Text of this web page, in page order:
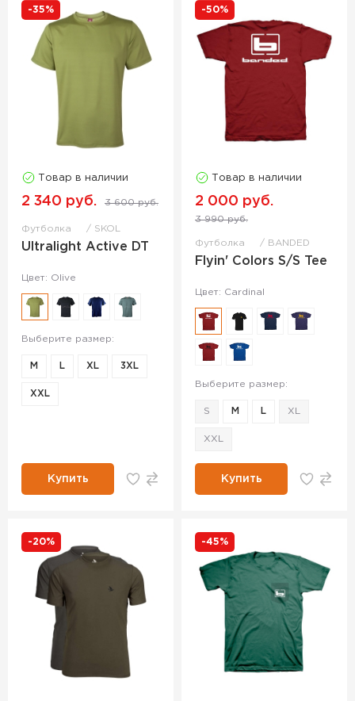
-35%
Товар в наличии
2 340 руб. 3 600 руб.
Футболка SKOL
Ultralight Active DT
Цвет: Olive
Выберите размер:
M L XL 3XL
ХXL
Купить
-50%
Товар в наличии
2 000 руб.
3 990 руб.
Футболка BANDED
Flyin' Colors S/S Tee
Цвет: Cardinal
Выберите размер:
S M L XL
XXL
Купить
-20% -45%